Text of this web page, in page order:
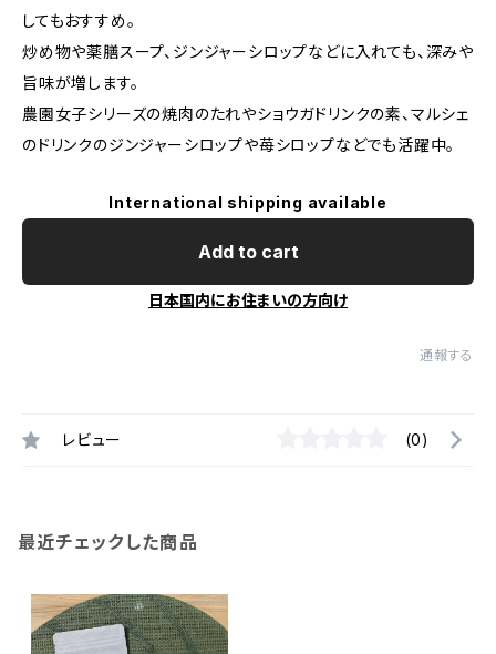
してもおすすめ。
炒め物や薬膳スープ、ジンジャーシロップなどに入れても、深みや
旨味が増します。
農園女子シリーズの焼肉のたれやショウガドリンクの素、マルシェ
のドリンクのジンジャーシロップや苺シロップなどでも活躍中。
International shipping available
Add to cart
日本国内にお住まいの方向け
通報する
レビュー (0)
最近チェックした商品